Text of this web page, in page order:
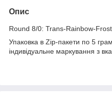
Опис
Round 8/0: Trans-Rainbow-
Упаковка в Zip-пакети по 5
індивідуальне маркування з